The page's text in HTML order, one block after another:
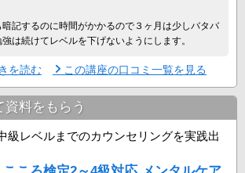
記するのに時間がかかるので３ヶ月は少しバタバ
は続けてレベルを下げないようにします。
を読む この講座の口コミ一覧を見る
資料をもらう
級レベルまでのカウンセリングを実践出